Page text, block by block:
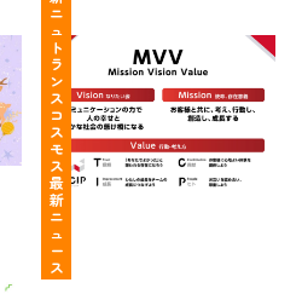
ニ
ュ
ー
ス
装・
髪
色・
ネ
イ
ル
自
由
っ
て
知
っ
ト
ラ
ン
ス
コ
ス
モ
ス
最
新
ニ
ュ
ー
ス
や
る
こ
と
が
明
確！
行
動
し
や
す